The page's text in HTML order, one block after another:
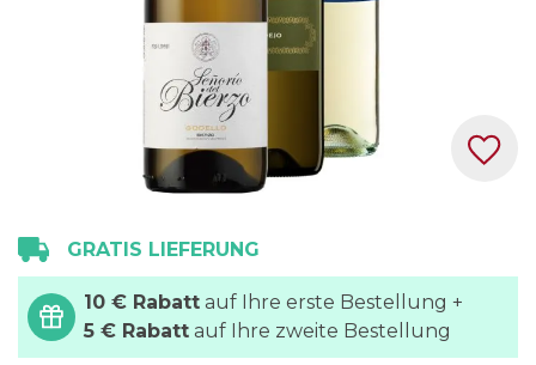
Anfang
der
Bildgalerie
springen
GRATIS LIEFERUNG
10 € Rabatt auf Ihre erste Bestellung +
5 € Rabatt auf Ihre zweite Bestellung